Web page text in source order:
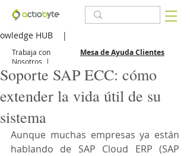
HUB |
Trabaja con
Nosotros |
Mesa de Ayuda Clientes
Soporte SAP ECC: cómo
extender la vida útil de su
sistema
Aunque muchas empresas ya están
hablando de SAP Cloud ERP (SAP